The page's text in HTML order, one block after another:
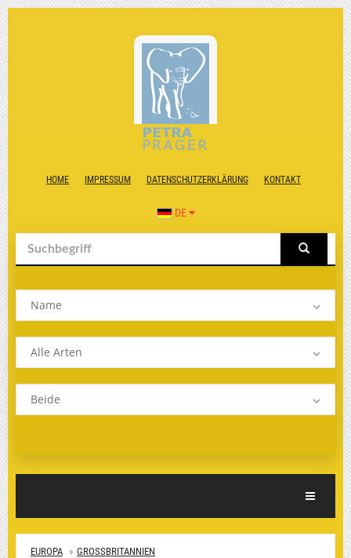
HOME IMPRESSUM DATENSCHUTZERKLÄRUNG KONTAKT
DE
Name
Alle Arten
Beide
Toggle
EUROPA
GROSSBRITANNIEN